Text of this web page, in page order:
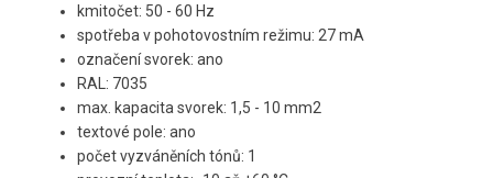
kmitočet: 50 - 60 Hz
spotřeba v pohotovostním režimu: 27 mA
označení svorek: ano
RAL: 7035
max. kapacita svorek: 1,5 - 10 mm2
textové pole: ano
počet vyzváněních tónů: 1